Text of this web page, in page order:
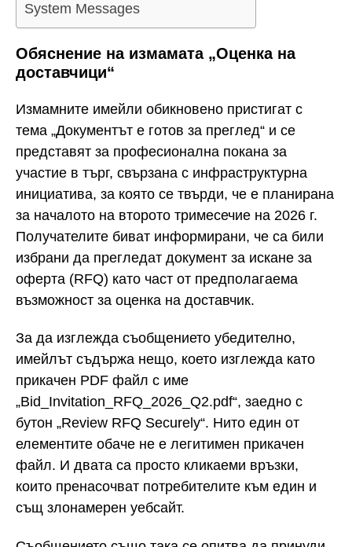
System Messages
Обяснение на измамата „Оценка на
доставчици“
Измамните имейли обикновено пристигат с
тема „Документът е готов за преглед“ и се
представят за професионална покана за
участие в търг, свързана с инфраструктурна
инициатива, за която се твърди, че е планирана
за началото на второто тримесечие на 2026 г.
Получателите биват информирани, че са били
избрани да прегледат документ за искане за
оферта (RFQ) като част от предполагаема
възможност за оценка на доставчик.
За да изглежда съобщението убедително,
имейлът съдържа нещо, което изглежда като
прикачен PDF файл с име
„Bid_Invitation_RFQ_2026_Q2.pdf“, заедно с
бутон „Review RFQ Securely“. Нито един от
елементите обаче не е легитимен прикачен
файл. И двата са просто кликаеми връзки,
които пренасочват потребителите към един и
същ злонамерен уебсайт.